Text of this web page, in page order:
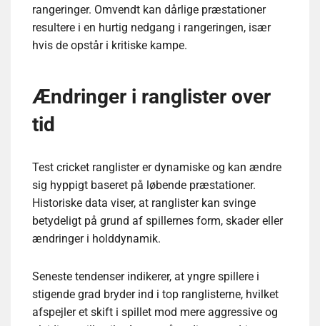
rangeringer. Omvendt kan dårlige præstationer
resultere i en hurtig nedgang i rangeringen, især
hvis de opstår i kritiske kampe.
Ændringer i ranglister over
tid
Test cricket ranglister er dynamiske og kan ændre
sig hyppigt baseret på løbende præstationer.
Historiske data viser, at ranglister kan svinge
betydeligt på grund af spillernes form, skader eller
ændringer i holddynamik.
Seneste tendenser indikerer, at yngre spillere i
stigende grad bryder ind i top ranglisterne, hvilket
afspejler et skift i spillet mod mere aggressive og